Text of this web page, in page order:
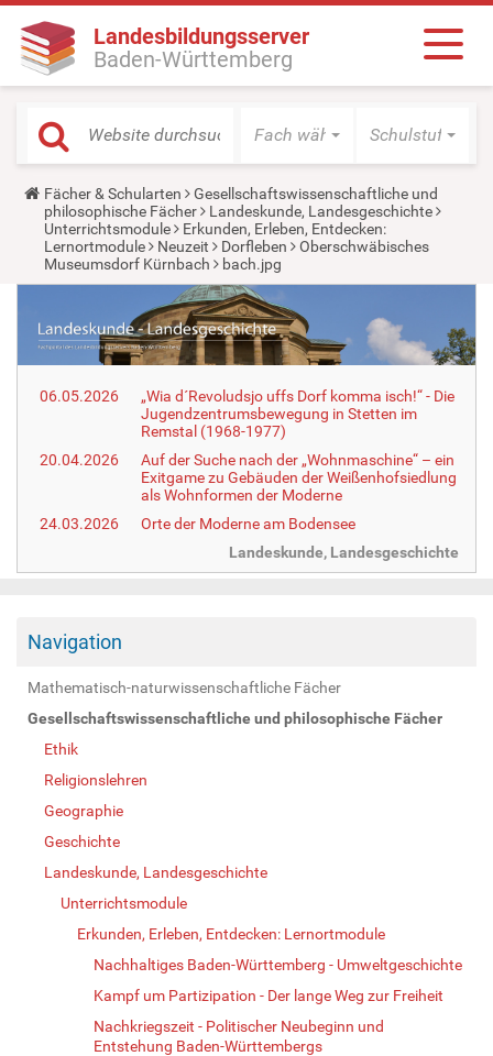
Landesbildungsserver
Baden-Württemberg
Fach wählen Schulstufe
Y
o
u
a
r
e
r
e
:
Fächer & Schularten
Gesellschaftswissenschaftliche und
philosophische Fächer
Landeskunde, Landesgeschichte
Unterrichtsmodule
Erkunden, Erleben, Entdecken:
Lernortmodule
Neuzeit Dorfleben
Oberschwäbisches
Museumsdorf Kürnbach
bach.jpg
06.05.2026
„Wia d´Revoludsjo uffs Dorf komma isch!“ - Die
Jugendzentrumsbewegung in Stetten im
Remstal (1968-1977)
20.04.2026
Auf der Suche nach der „Wohnmaschine“ – ein
Exitgame zu Gebäuden der Weißenhofsiedlung
als Wohnformen der Moderne
24.03.2026
Orte der Moderne am Bodensee
Landeskunde, Landesgeschichte
Navigation
Mathematisch-naturwissenschaftliche Fächer
Gesellschaftswissenschaftliche und philosophische Fächer
Ethik
Religionslehren
Geographie
Geschichte
Landeskunde, Landesgeschichte
Unterrichtsmodule
Erkunden, Erleben, Entdecken: Lernortmodule
Nachhaltiges Baden-Württemberg - Umweltgeschichte
Kampf um Partizipation - Der lange Weg zur Freiheit
Nachkriegszeit - Politischer Neubeginn und
Entstehung Baden-Württembergs